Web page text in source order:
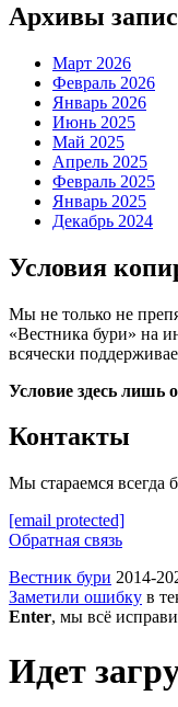
Архивы
Март 2026
Февраль 2026
Январь 2026
Июнь 2025
Май 2025
Апрель 2025
Февраль 2025
Январь 2025
Декабрь 2024
Условия
Мы не только не
«Вестника бури» на
всячески
Условие здесь лишь
Контакты
Мы стараемся всегда
[email protected]
Обратная связь
Вестник бури 2014-
Заметили ошибку в
Enter, мы всё
Идет